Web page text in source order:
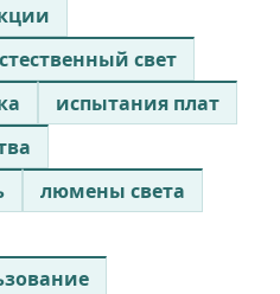
свет
испытания плат
люмены света